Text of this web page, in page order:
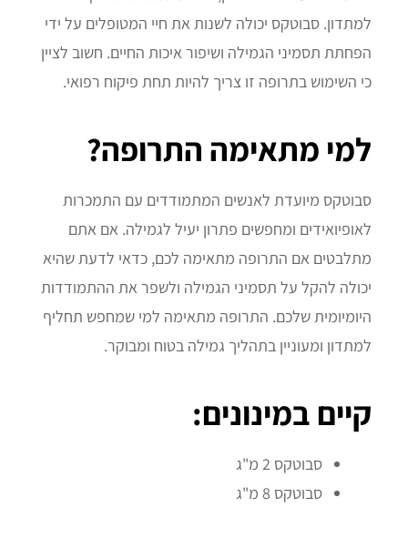
למתדון. סבוטקס יכולה לשנות את חיי המטופלים על ידי
הפחתת תסמיני הגמילה ושיפור איכות החיים. חשוב לציין
כי השימוש בתרופה זו צריך להיות תחת פיקוח רפואי.
למי מתאימה התרופה?
סבוטקס מיועדת לאנשים המתמודדים עם התמכרות
לאופיואידים ומחפשים פתרון יעיל לגמילה. אם אתם
מתלבטים אם התרופה מתאימה לכם, כדאי לדעת שהיא
יכולה להקל על תסמיני הגמילה ולשפר את ההתמודדות
היומיומית שלכם. התרופה מתאימה למי שמחפש תחליף
למתדון ומעוניין בתהליך גמילה בטוח ומבוקר.
קיים במינונים:
סבוטקס 2 מ"ג
סבוטקס 8 מ"ג